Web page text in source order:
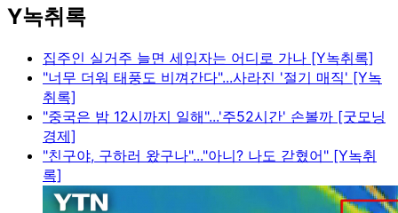
Y녹취록
집주인 실거주 늘면 세입자는 어디로 가나 [Y녹취록]
"너무 더워 태풍도 비껴간다"...사라진 '절기 매직' [Y녹
취록]
"중국은 밤 12시까지 일해"...'주52시간' 손볼까 [굿모닝
경제]
"친구야, 구하러 왔구나"..."아니? 나도 갇혔어" [Y녹취
록]